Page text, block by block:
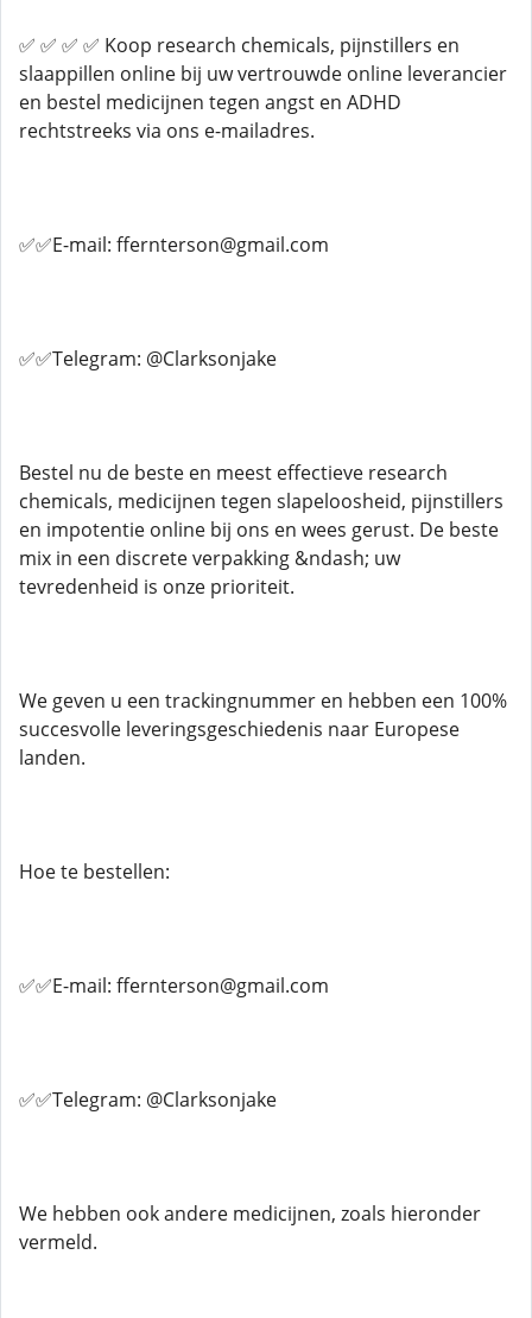
✅ ✅ ✅ ✅ Koop research chemicals, pijnstillers en
slaappillen online bij uw vertrouwde online leverancier
en bestel medicijnen tegen angst en ADHD
rechtstreeks via ons e-mailadres.
✅✅E-mail: ffernterson@gmail.com
✅✅Telegram: @Clarksonjake
Bestel nu de beste en meest effectieve research
chemicals, medicijnen tegen slapeloosheid, pijnstillers
en impotentie online bij ons en wees gerust. De beste
mix in een discrete verpakking &ndash; uw
tevredenheid is onze prioriteit.
We geven u een trackingnummer en hebben een 100%
succesvolle leveringsgeschiedenis naar Europese
landen.
Hoe te bestellen:
✅✅E-mail: ffernterson@gmail.com
✅✅Telegram: @Clarksonjake
We hebben ook andere medicijnen, zoals hieronder
vermeld.